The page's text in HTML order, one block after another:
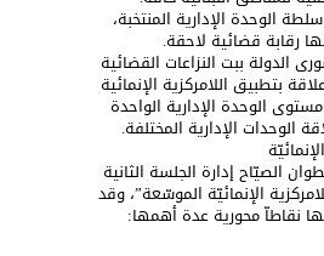
الوحدة الإدارية المنتخبة،
رقابة قضائية لاحقة.
الدولة ببت النزاعات القضائية
بتطبيق اللامركزية الإنمائية
الوحدة الإدارية الواحدة
الوحدات الإدارية المختلفة.
الصيّاح إدارة الجلسة الثانية
الإنمائيّة الموسّعة”، وقد
نقاطاّ محورية عدة أهمها: